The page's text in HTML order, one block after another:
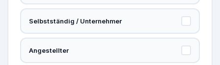
Selbstständig / Unternehmer
Angestellter